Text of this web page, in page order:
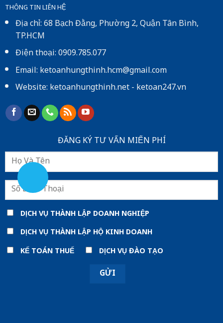
THÔNG TIN LIÊN HỆ
Địa chỉ: 68 Bạch Đằng, Phường 2, Quận Tân Bình,
TP.HCM
Điện thoại: 0909.785.077
Email: ketoanhungthinh.hcm@gmail.com
Website:ketoanhungthinh.net-ketoan247.vn
ĐĂNG KÝ TƯ VẤN MIẾN PHÍ
DỊCH VỤ THÀNH LẬP DOANH NGHIỆP
DỊCH VỤ THÀNH LẬP HỘ KINH DOANH
KẾ TOÁN THUẾ
DỊCH VỤ ĐÀO TẠO